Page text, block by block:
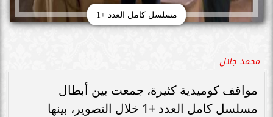
مسلسل كامل العدد +1
محمد جلال
مواقف كوميدية كثيرة، جمعت بين أبطال
مسلسل كامل العدد +1 خلال التصوير، بينها